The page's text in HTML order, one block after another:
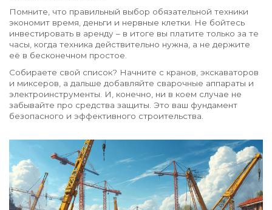
Помните, что правильный выбор обязательной техники
экономит время, деньги и нервные клетки. Не бойтесь
инвестировать в аренду – в итоге вы платите только за те
часы, когда техника действительно нужна, а не держите
её в бесконечном простое.
Собираете свой список? Начните с кранов, экскаваторов
и миксеров, а дальше добавляйте сварочные аппараты и
электроинструменты. И, конечно, ни в коем случае не
забывайте про средства защиты. Это ваш фундамент
безопасного и эффективного строительства.